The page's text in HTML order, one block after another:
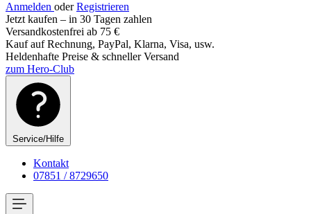
Anmelden oder Registrieren
Jetzt kaufen – in 30 Tagen zahlen
Versandkostenfrei ab 75 €
Kauf auf Rechnung, PayPal, Klarna, Visa, usw.
Heldenhafte Preise & schneller Versand
zum Hero-Club
Service/Hilfe
Kontakt
07851 / 8729650